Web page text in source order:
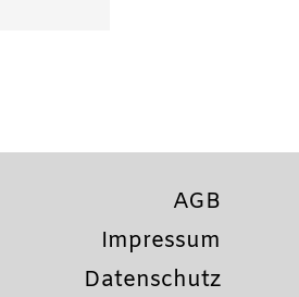
AGB
Impressum
Datenschutz